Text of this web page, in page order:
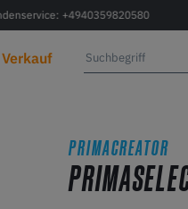
+4940359820580
Verkauf
PRIMACREATOR